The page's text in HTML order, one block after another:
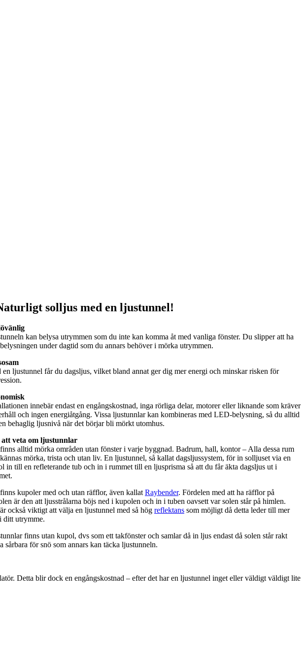
solljus med en ljustunnel!
kan belysa utrymmen som du inte kan komma åt med vanliga fönster. Du slipper att ha
under dagtid som du annars behöver i mörka utrymmen.
en ljustunnel får du dagsljus, vilket bland annat ger dig mer energi och minskar risken för
innebär endast en engångskostnad, inga rörliga delar, motorer eller liknande som kräver
och ingen energiåtgång. Vissa ljustunnlar kan kombineras med LED-belysning, så du alltid
behaglig ljusnivå när det börjar bli mörkt utomhus.
veta om ljustunnlar
alltid mörka områden utan fönster i varje byggnad. Badrum, hall, kontor – Alla dessa rum
mörka, trista och utan liv. En ljustunnel, så kallat dagsljussystem, för in solljuset via en
in till en refleterande tub och in i rummet till en ljusprisma så att du får äkta dagsljus ut i
kupoler med och utan räfflor, även kallatRaybender. Fördelen med att ha räfflor på
är den att ljusstrålarna böjs ned i kupolen och in i tuben oavsett var solen står på himlen.
också viktigt att välja en ljustunnel med så hög reflektans som möjligt då detta leder till mer
ditt utrymme.
finns utan kupol, dvs som ett takfönster och samlar då in ljus endast då solen står rakt
för snö som annars kan täcka ljustunneln.
Detta blir dock en engångskostnad – efter det har en ljustunnel inget eller väldigt väldigt lite